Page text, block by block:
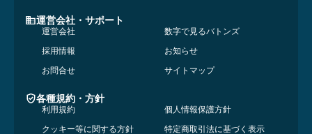
運営会社・サポート
運営会社
数字で見るバトンズ
採用情報
お知らせ
お問合せ
サイトマップ
各種規約・方針
利用規約
個人情報保護方針
クッキー等に関する方針
特定商取引法に基づく表示